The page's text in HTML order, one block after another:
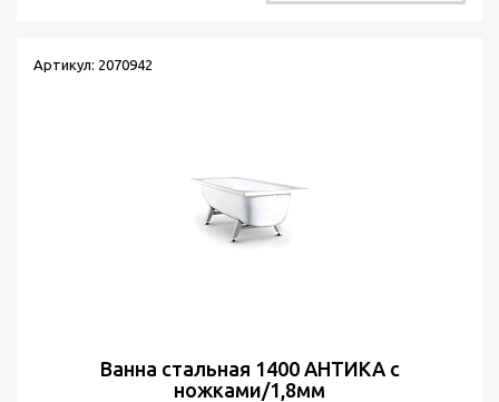
Артикул: 2070942
Ванна стальная 1400 АНТИКА с
ножками/1,8мм